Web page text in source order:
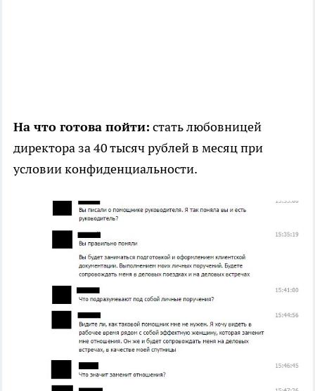
На что готова пойти: стать любовницей
директора за 40 тысяч рублей в месяц при
условии конфиденциальности.